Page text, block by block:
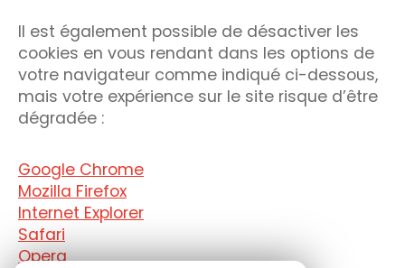
Il est également possible de désactiver les
cookies en vous rendant dans les options de
votre navigateur comme indiqué ci-dessous,
mais votre expérience sur le site risque d’être
dégradée :
Google Chrome
Mozilla Firefox
Internet Explorer
Safari
Opera